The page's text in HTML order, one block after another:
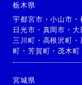
栃木県
宇都宮市 ・小山市 ・
日光市 ・ 真岡市 ・ 大
三川町 ・ 高根沢町 ・
町 ・芳賀町 ・ 茂木町
宮城県